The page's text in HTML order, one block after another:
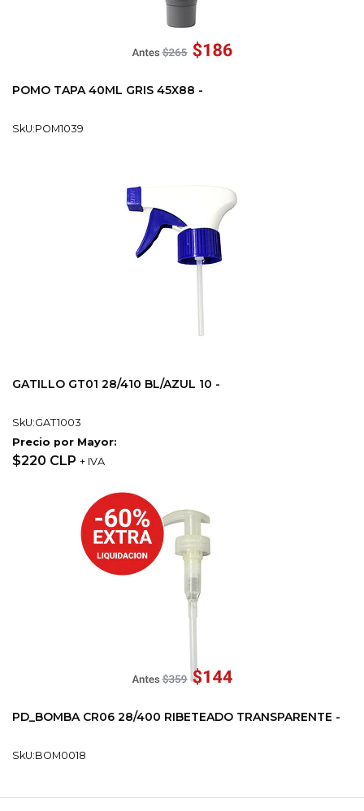
POMO TAPA 40ML GRIS 45X88 -
SkU:POM1039
GATILLO GT01 28/410 BL/AZUL 10 -
SkU:GAT1003
Precio por Mayor:
$220 CLP + IVA
PD_BOMBA CR06 28/400 RIBETEADO TRANSPARENTE -
SkU:BOM0018